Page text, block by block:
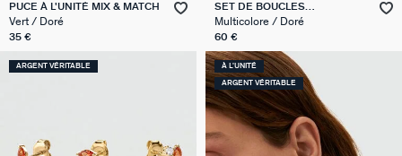
PUCE À L'UNITÉ MIX & MATCH
Vert / Doré
35 €
SET DE BOUCLES
D'OREILLES BELOVED MIX &
MATCH
Multicolore / Doré
60 €
ARGENT VÉRITABLE À L'UNITÉ
ARGENT VÉRITABLE